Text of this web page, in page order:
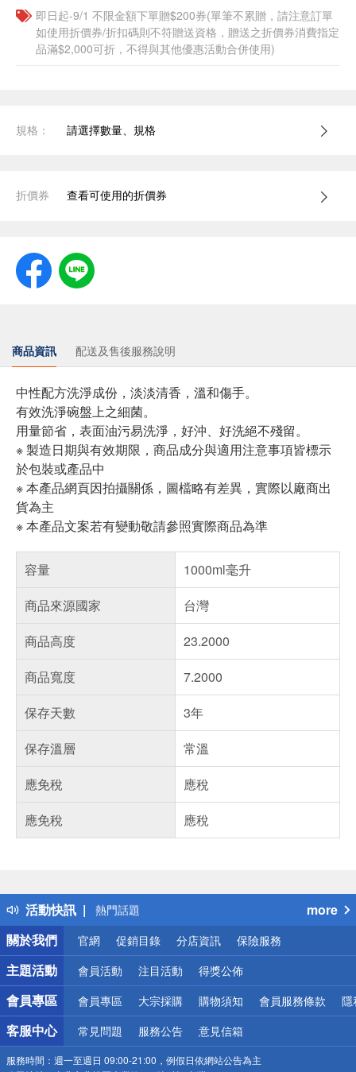
即日起-9/1 不限金額下單贈$200券(單筆不累贈，請注意訂單
如使用折價券/折扣碼則不符贈送資格，贈送之折價券消費指定
品滿$2,000可折，不得與其他優惠活動合併使用)
規格： 請選擇數量、規格
折價券 查看可使用的折價券
商品資訊 配送及售後服務說明
中性配方洗淨成份，淡淡清香，溫和傷手。
有效洗淨碗盤上之細菌。
用量節省，表面油污易洗淨，好沖、好洗絕不殘留。
※ 製造日期與有效期限，商品成分與適用注意事項皆標示
於包裝或產品中
※ 本產品網頁因拍攝關係，圖檔略有差異，實際以廠商出
貨為主
※ 本產品文案若有變動敬請參照實際商品為準
容量
1000ml毫升
商品來源國家
台灣
商品高度
23.2000
商品寬度
7.2000
保存天數
3年
保存溫層
常溫
應免稅
應稅
應免稅
應稅
活動快訊
得獎公告
熱門話題
銀行優惠
偏遠地區配送
詐騙網頁！請小心！
more
關於我們
官網 促銷目錄 分店資訊 保險服務
主題活動 會員活動 注目活動 得獎公佈
會員專區 會員專區 大宗採購 購物須知 會員服務條款 隱
客服中心 常見問題 服務公告 意見信箱
服務時間： 週一至週日 09:00-21:00，例假日依網站公告為主